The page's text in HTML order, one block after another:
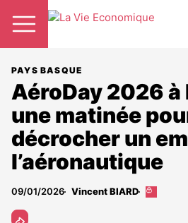
PAYS BASQUE
AéroDay 2026 à
une matinée
décrocher un
l’aéronautique
09/01/2026 Vincent BIARD
Cet